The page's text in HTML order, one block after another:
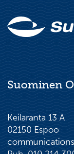
Suominen
Keilaranta 13 A
02150 Espoo